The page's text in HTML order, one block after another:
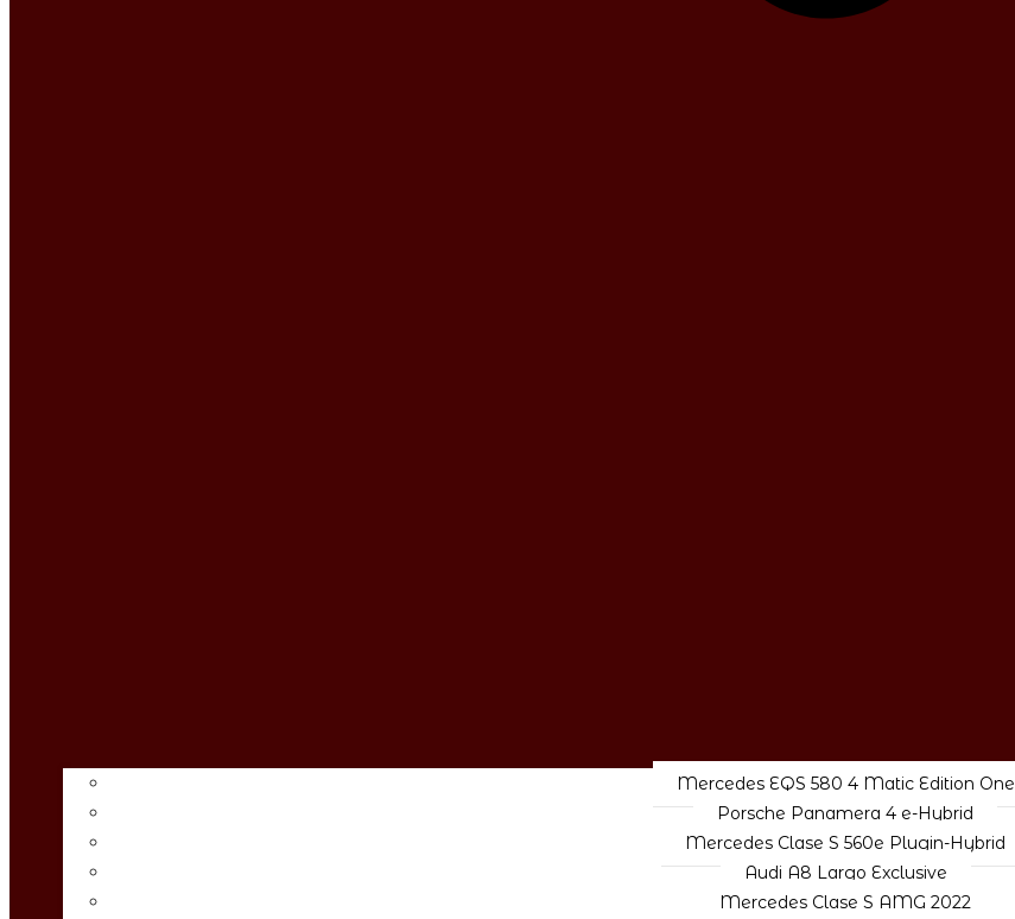
Mercedes EQS 580 4 Matic Edition One
Porsche Panamera 4 e-Hybrid
Mercedes Clase S 560e Plugin-Hybrid
Audi A8 Largo Exclusive
Mercedes Clase S AMG 2022